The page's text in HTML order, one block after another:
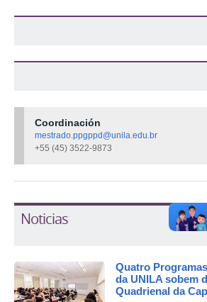
Coordinación
mestrado.ppgppd@unila.edu.br
+55 (45) 3522-9873
Noticias
Quatro
da UNILA sobem
Quadrienal da